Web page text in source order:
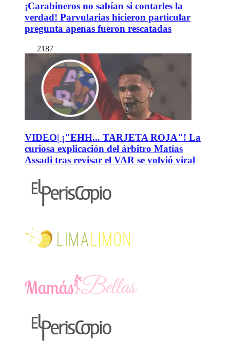
¡Carabineros no sabían si contarles la
verdad! Parvularias hicieron particular
pregunta apenas fueron rescatadas
2187
VIDEO| ¡"EHH... TARJETA ROJA"! La
curiosa explicación del árbitro Matías
Assadi tras revisar el VAR se volvió viral